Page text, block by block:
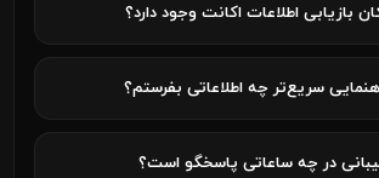
بازیابی اطلاعات اکانت وجود دارد؟
سریع‌تر چه اطلاعاتی بفرستم؟
در چه ساعاتی پاسخگو است؟